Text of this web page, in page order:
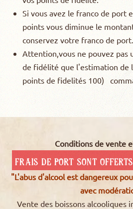
Si vous avez le franco de port
points vous diminue le
conservez votre franco de port.
Attention,vous ne pouvez pas
de fidélité que l'estimation de
points de fidelités 100)
Conditions de vente
frais de port sont offerts
"L'abus d'alcool est dangereux
avec
Vente des boissons alcooliques